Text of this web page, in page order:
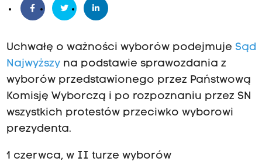
Uchwałę o ważności wyborów podejmuje Sąd
Najwyższyna podstawie sprawozdania z
wyborów przedstawionego przez Państwową
Komisję Wyborczą i po rozpoznaniu przez SN
wszystkich protestów przeciwko wyborowi
prezydenta.
1 czerwca, w II turze wyborów